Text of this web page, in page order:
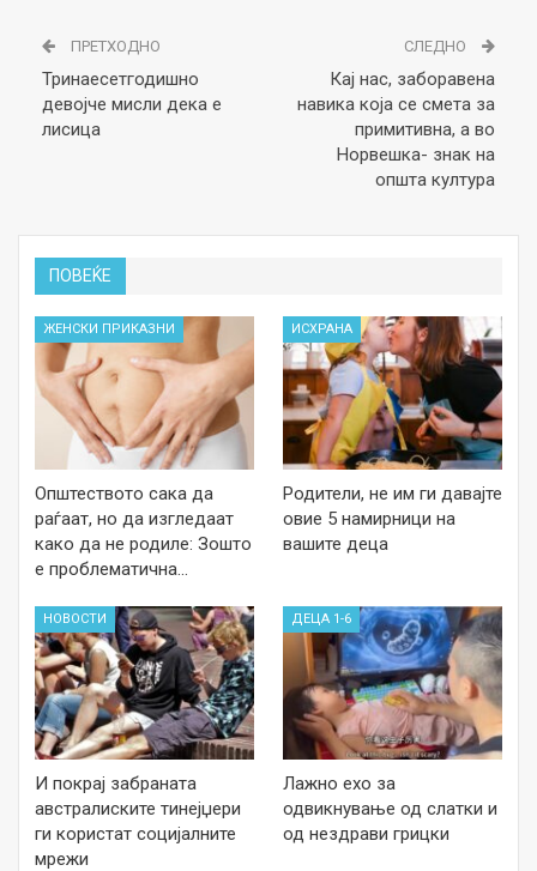
ПРЕТХОДНО
Тринаесетгодишно
девојче мисли дека е
лисица
СЛЕДНО
Кај нас, заборавена
навика која се смета за
примитивна, а во
Норвешка- знак на
општа култура
ПОВЕЌЕ
ЖЕНСКИ ПРИКАЗНИ
Општеството сака да
раѓаат, но да изгледаат
како да не родиле: Зошто
е проблематична…
ИСХРАНА
Родители, не им ги давајте
овие 5 намирници на
вашите деца
НОВОСТИ
И покрај забраната
австралиските тинејџери
ги користат социјалните
мрежи
ДЕЦА 1-6
Лажно ехо за
одвикнување од слатки и
од нездрави грицки